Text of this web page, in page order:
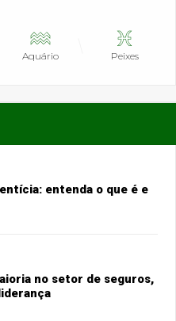
Aquário Peixes
entenda o que é e
no setor de seguros,